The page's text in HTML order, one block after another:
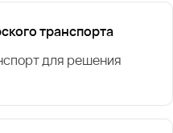
транспорта
для решения